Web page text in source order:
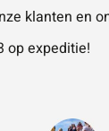
klanten en
op expeditie!